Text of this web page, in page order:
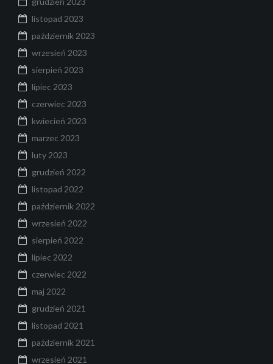
listopad 2023
październik 2023
wrzesień 2023
sierpień 2023
lipiec 2023
czerwiec 2023
kwiecień 2023
marzec 2023
luty 2023
grudzień 2022
listopad 2022
październik 2022
wrzesień 2022
sierpień 2022
lipiec 2022
czerwiec 2022
maj 2022
grudzień 2021
listopad 2021
październik 2021
wrzesień 2021